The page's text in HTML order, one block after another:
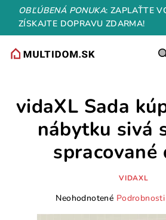
Prejsť
obsah
OBĽÚBENÁ PONUKA: ZAPLAŤTE
ZÍSKAJTE DOPRAVU ZDARMA!
vidaXL Sada
nábytku sivá
spracované
VIDAXL
Priemerné
Neohodnotené